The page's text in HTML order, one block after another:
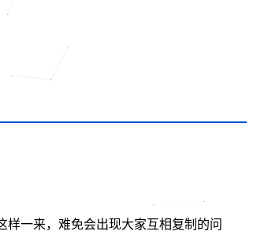
样一来，难免会出现大家互相复制的问